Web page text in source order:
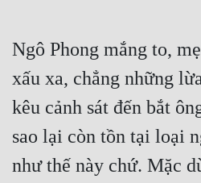
Ngô Phong mắng to,
xấu xa, chẳng những
kêu cảnh sát đến bắt
sao lại còn tồn tại loại
như thế này chứ. Mặc